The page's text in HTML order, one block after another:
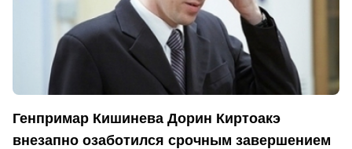
Генпримар Кишинева Дорин Киртоакэ
внезапно озаботился срочным завершением